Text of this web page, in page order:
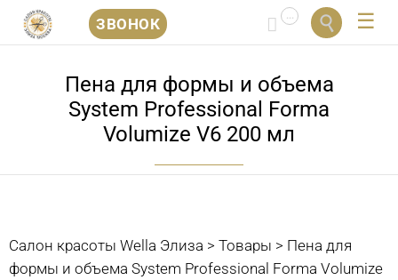
ЗВОНОК  
содержанию
Пена для формы и объема
System Professional Forma
Volumize V6 200 мл
Салон красоты Wella Элиза > Товары > Пена для
формы и объема System Professional Forma Volumize